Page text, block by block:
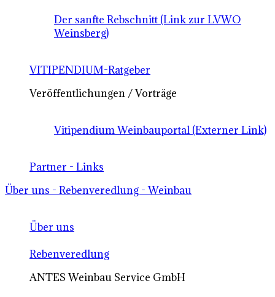
Der sanfte Rebschnitt (Link zur LVWO
Weinsberg)
VITIPENDIUM-Ratgeber
Veröffentlichungen / Vorträge
Vitipendium Weinbauportal (Externer Link)
Partner - Links
Über uns - Rebenveredlung - Weinbau
Über uns
Rebenveredlung
ANTES Weinbau Service GmbH